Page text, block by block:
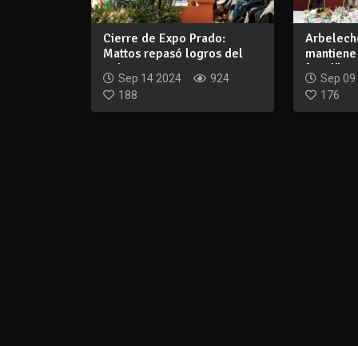
Cierre de Expo Prado:
Mattos repasó logros del
gobierno en e...
Sep 14 2024
924
188
fiscal"
Sep
176